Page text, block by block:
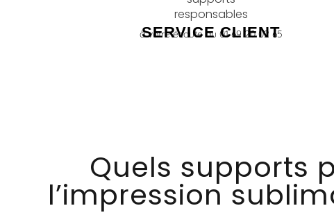
SERVICE CLIENT
à votre écoute au 01 69 20 02 65
Quels supports
l’impression